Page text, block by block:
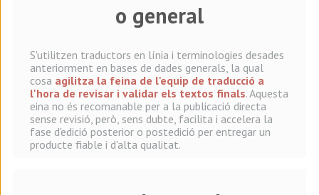
o general
S'utilitzen traductors en línia i terminologies desades
anteriorment en bases de dades generals, la qual
cosa agilitza la feina de l'equip de traducció a
l'hora de revisar i validar els textos finals. Aquesta
eina no és recomanable per a la publicació directa
sense revisió, però, sens dubte, facilita i accelera la
fase d'edició posterior o postedició per entregar un
producte fiable i d'alta qualitat.